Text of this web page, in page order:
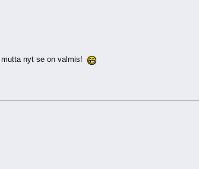
, mutta nyt se on valmis!